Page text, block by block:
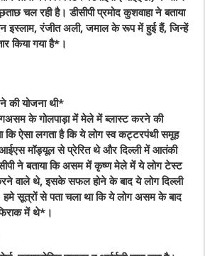
चल रही है। डीसीपी प्रमोद कुशवाहा ने बताया
इस्लाम, रंजीत अली, जमाल के रूप में हुई हैं, जिन्हें
किया गया है*।
की योजना थी*
के गोलपाड़ा में मेले में ब्लास्ट करने की
कि ऐसा लगता है कि ये लोग स्व कट्टरपंथी समूह
मॉड्यूल से प्रेरित थे और दिल्ली में आतंकी
ने बताया कि असम में कृष्ण मेले में ये लोग टेस्ट
वाले थे, इसके सफल होने के बाद ये लोग दिल्ली
सूत्रों से पता चला था कि ये लोग असम के बाद
में थे*।